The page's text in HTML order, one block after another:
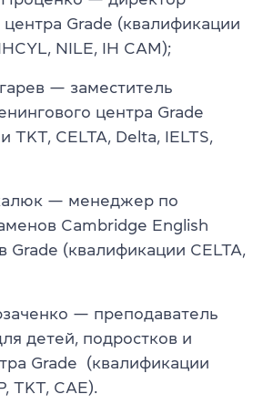
центра Grade (квалификации
NILE, IH CAM);
— заместитель
центра Grade
TKT, CELTA, Delta, IELTS,
— менеджер по
Cambridge English
в Grade (квалификации CELTA,
— преподаватель
детей, подростков и
Grade (квалификации
TKT, CAE).